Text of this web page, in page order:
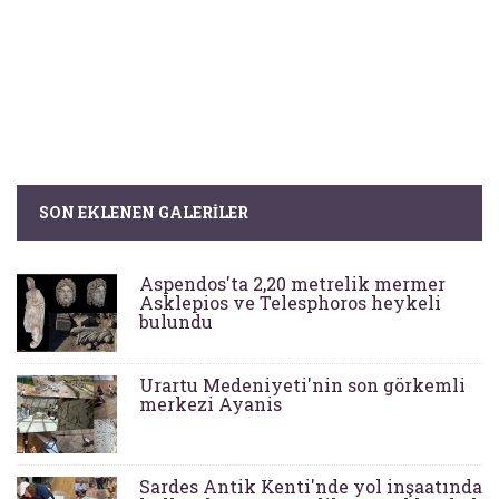
SON EKLENEN GALERILER
Aspendos'ta 2,20 metrelik mermer
Asklepios ve Telesphoros heykeli
bulundu
Urartu Medeniyeti'nin son görkemli
merkezi Ayanis
Sardes Antik Kenti'nde yol inşaatında